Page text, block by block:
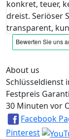
konkret, teuer,
dreist. Seriöser
transparent,
About us
Schlüsseldienst
Festpreis
30 Minuten vor
Facebook
Pinterest